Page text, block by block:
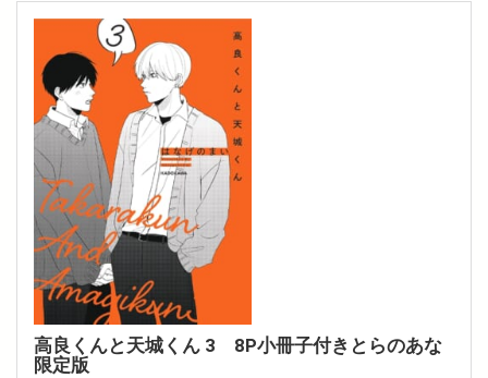
高良くんと天城くん 3 8P小冊子付きとらのあな
限定版